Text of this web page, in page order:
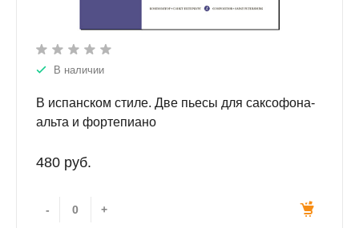
В наличии
В испанском стиле. Две пьесы для саксофона-
альта и фортепиано
480 руб.
- +